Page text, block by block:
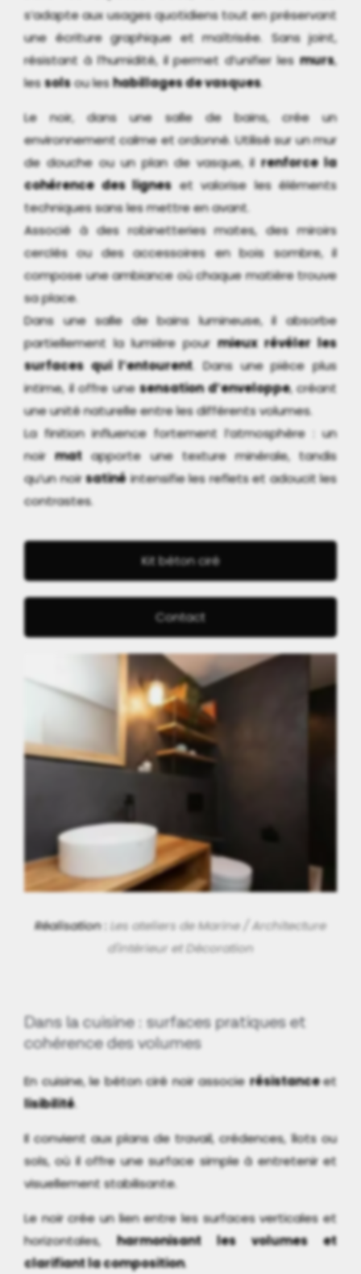
s’adapte aux usages quotidiens tout en préservant
une écriture graphique et maîtrisée. Sans joint,
résistant à l’humidité, il permet d’unifier lesmurs,
lessolsou leshabillages de vasques.
Le noir, dans une salle de bains, crée un
environnement calme et ordonné. Utilisé sur un mur
de douche ou un plan de vasque, ilrenforce la
cohérence des ligneset valorise les éléments
techniques sans les mettre en avant.
Associé à des robinetteries mates, des miroirs
cerclés ou des accessoires en bois sombre, il
compose une ambiance où chaque matière trouve
sa place.
Dans une salle de bains lumineuse, il absorbe
partiellement la lumière pourmieux révéler les
surfaces qui l’entourent. Dans une pièce plus
intime, il offre unesensation d’enveloppe, créant
une unité naturelle entre les différents volumes.
La finition influence fortement l’atmosphère : un
noirmatapporte une texture minérale, tandis
qu’un noirsatinéintensifie les reflets et adoucit les
contrastes.
Kit béton ciré
Contact
Réalisation : Les ateliers de Marine / Architecture
d'intérieur et Décoration
Dans la cuisine : surfaces pratiques et
cohérence des volumes
En cuisine, le béton ciré noir associerésistanceet
lisibilité.
Il convient aux plans de travail, crédences, îlots ou
sols, où il offre une surface simple à entretenir et
visuellement stabilisante.
Le noir crée un lien entre les surfaces verticales et
horizontales,harmonisant les volumes et
clarifiant la composition.